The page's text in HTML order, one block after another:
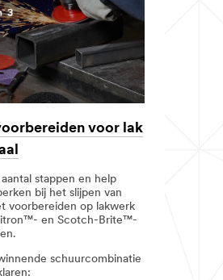
voor lak
stappen en help
bij het slijpen van
voorbereiden op lakwerk
en Scotch-Brite™-
schuurcombinatie